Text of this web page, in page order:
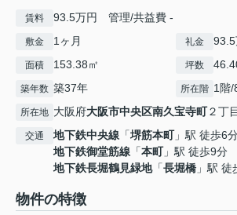
賃料 93.5万円 管理/共益費 -
敷金 1ヶ月 礼金 93.5
面積 153.38㎡ 坪数
築年数 築37年 所在階 1階/
所在地 大阪府大阪市中央区南久宝寺町２丁目
交通 地下鉄中央線 「堺筋本町」駅 徒歩6
地下鉄御堂筋線 「本町」駅 徒歩9分
地下鉄長堀鶴見緑地「長堀橋 」駅 徒
物件の特徴